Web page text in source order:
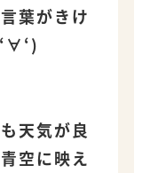
葉がきけ
天気が良
空に映え